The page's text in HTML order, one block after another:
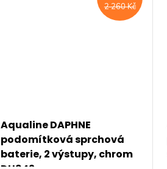
2 260 Kč
Aqualine DAPHNE
podomítková sprchová
baterie, 2 výstupy, chrom